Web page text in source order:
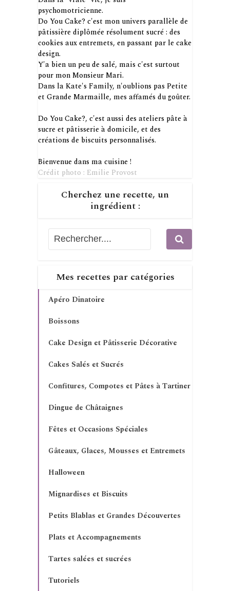
psychomotricienne.
Do You Cake? c'est mon univers parallèle de
pâtissière diplômée résolument sucré : des
cookies aux entremets, en passant par le cake
design.
Y'a bien un peu de salé, mais c'est surtout
pour mon Monsieur Mari.
Dans la Kate's Family, n'oublions pas Petite
et Grande Marmaille, mes affamés du goûter.
Do You Cake?, c'est aussi des ateliers pâte à
sucre et pâtisserie à domicile, et des
créations de biscuits personnalisés.
Bienvenue dans ma cuisine !
Crédit photo : Emilie Provost
Cherchez une recette, un
ingrédient :
Mes recettes par catégories
Apéro Dinatoire
Boissons
Cake Design et Pâtisserie Décorative
Cakes Salés et Sucrés
Confitures, Compotes et Pâtes à Tartiner
Dingue de Châtaignes
Fêtes et Occasions Spéciales
Gâteaux, Glaces, Mousses et Entremets
Halloween
Mignardises et Biscuits
Petits Blablas et Grandes Découvertes
Plats et Accompagnements
Tartes salées et sucrées
Tutoriels